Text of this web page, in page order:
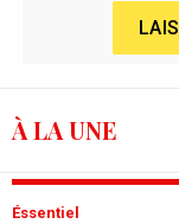
À LA UNE
Éssentiel